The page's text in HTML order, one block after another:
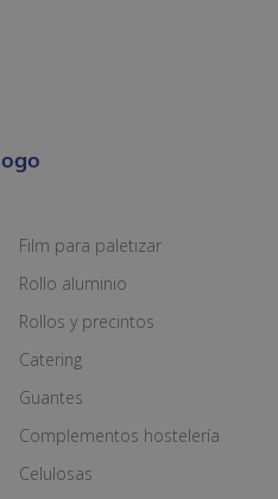
Film para paletizar
Rollo aluminio
Rollos y precintos
Catering
Guantes
Complementos hostelería
Celulosas